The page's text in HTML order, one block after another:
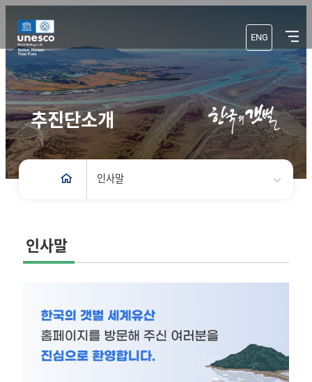
ENG
추진단소개
인사말
인사말